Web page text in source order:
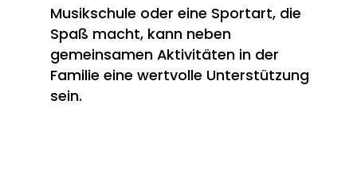
Musikschule oder eine Sportart, die
Spaß macht, kann neben
gemeinsamen Aktivitäten in der
Familie eine wertvolle Unterstützung
sein.